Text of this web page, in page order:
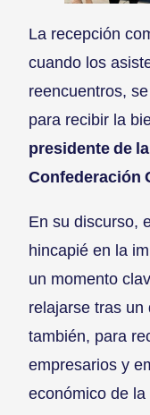
La recepción
cuando los
reencuentros,
para recibir la
presidente de
Confederación
En su discurso,
hincapié en la
un momento
relajarse tras
también, para
empresarios y
económico de la